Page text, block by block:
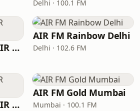
Delhi · 100.1 FM
All India Radio - AIR Marathi
AIR FM Rainbow Delhi
Delhi · 102.6 FM
All India Radio - AIR Kannada
AIR FM Gold Mumbai
Mumbai · 100.1 FM